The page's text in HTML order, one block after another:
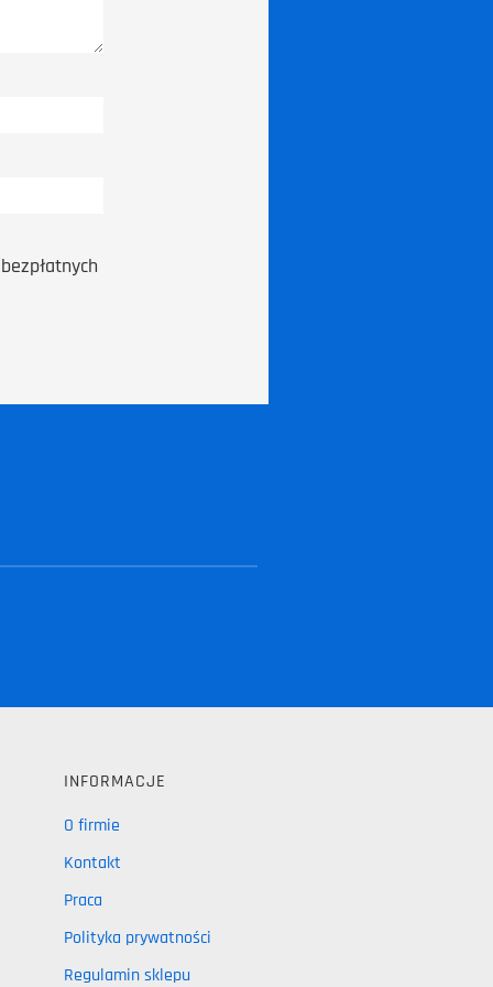
INFORMACJE
O firmie
Kontakt
Praca
Polityka prywatności
Regulamin sklepu